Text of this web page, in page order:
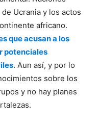
Ucrania y los actos
africano.
que acusan a los
potenciales
. Aun así, y por lo
sobre los
y no hay planes